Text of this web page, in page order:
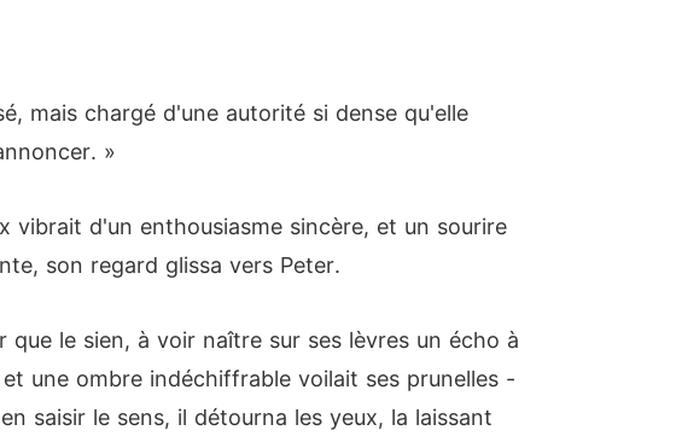
mais chargé d'une autorité si dense qu'elle
»
vibrait d'un enthousiasme sincère, et un sourire
son regard glissa vers Peter.
le sien, à voir naître sur ses lèvres un écho à
une ombre indéchiffrable voilait ses prunelles -
saisir le sens, il détourna les yeux, la laissant